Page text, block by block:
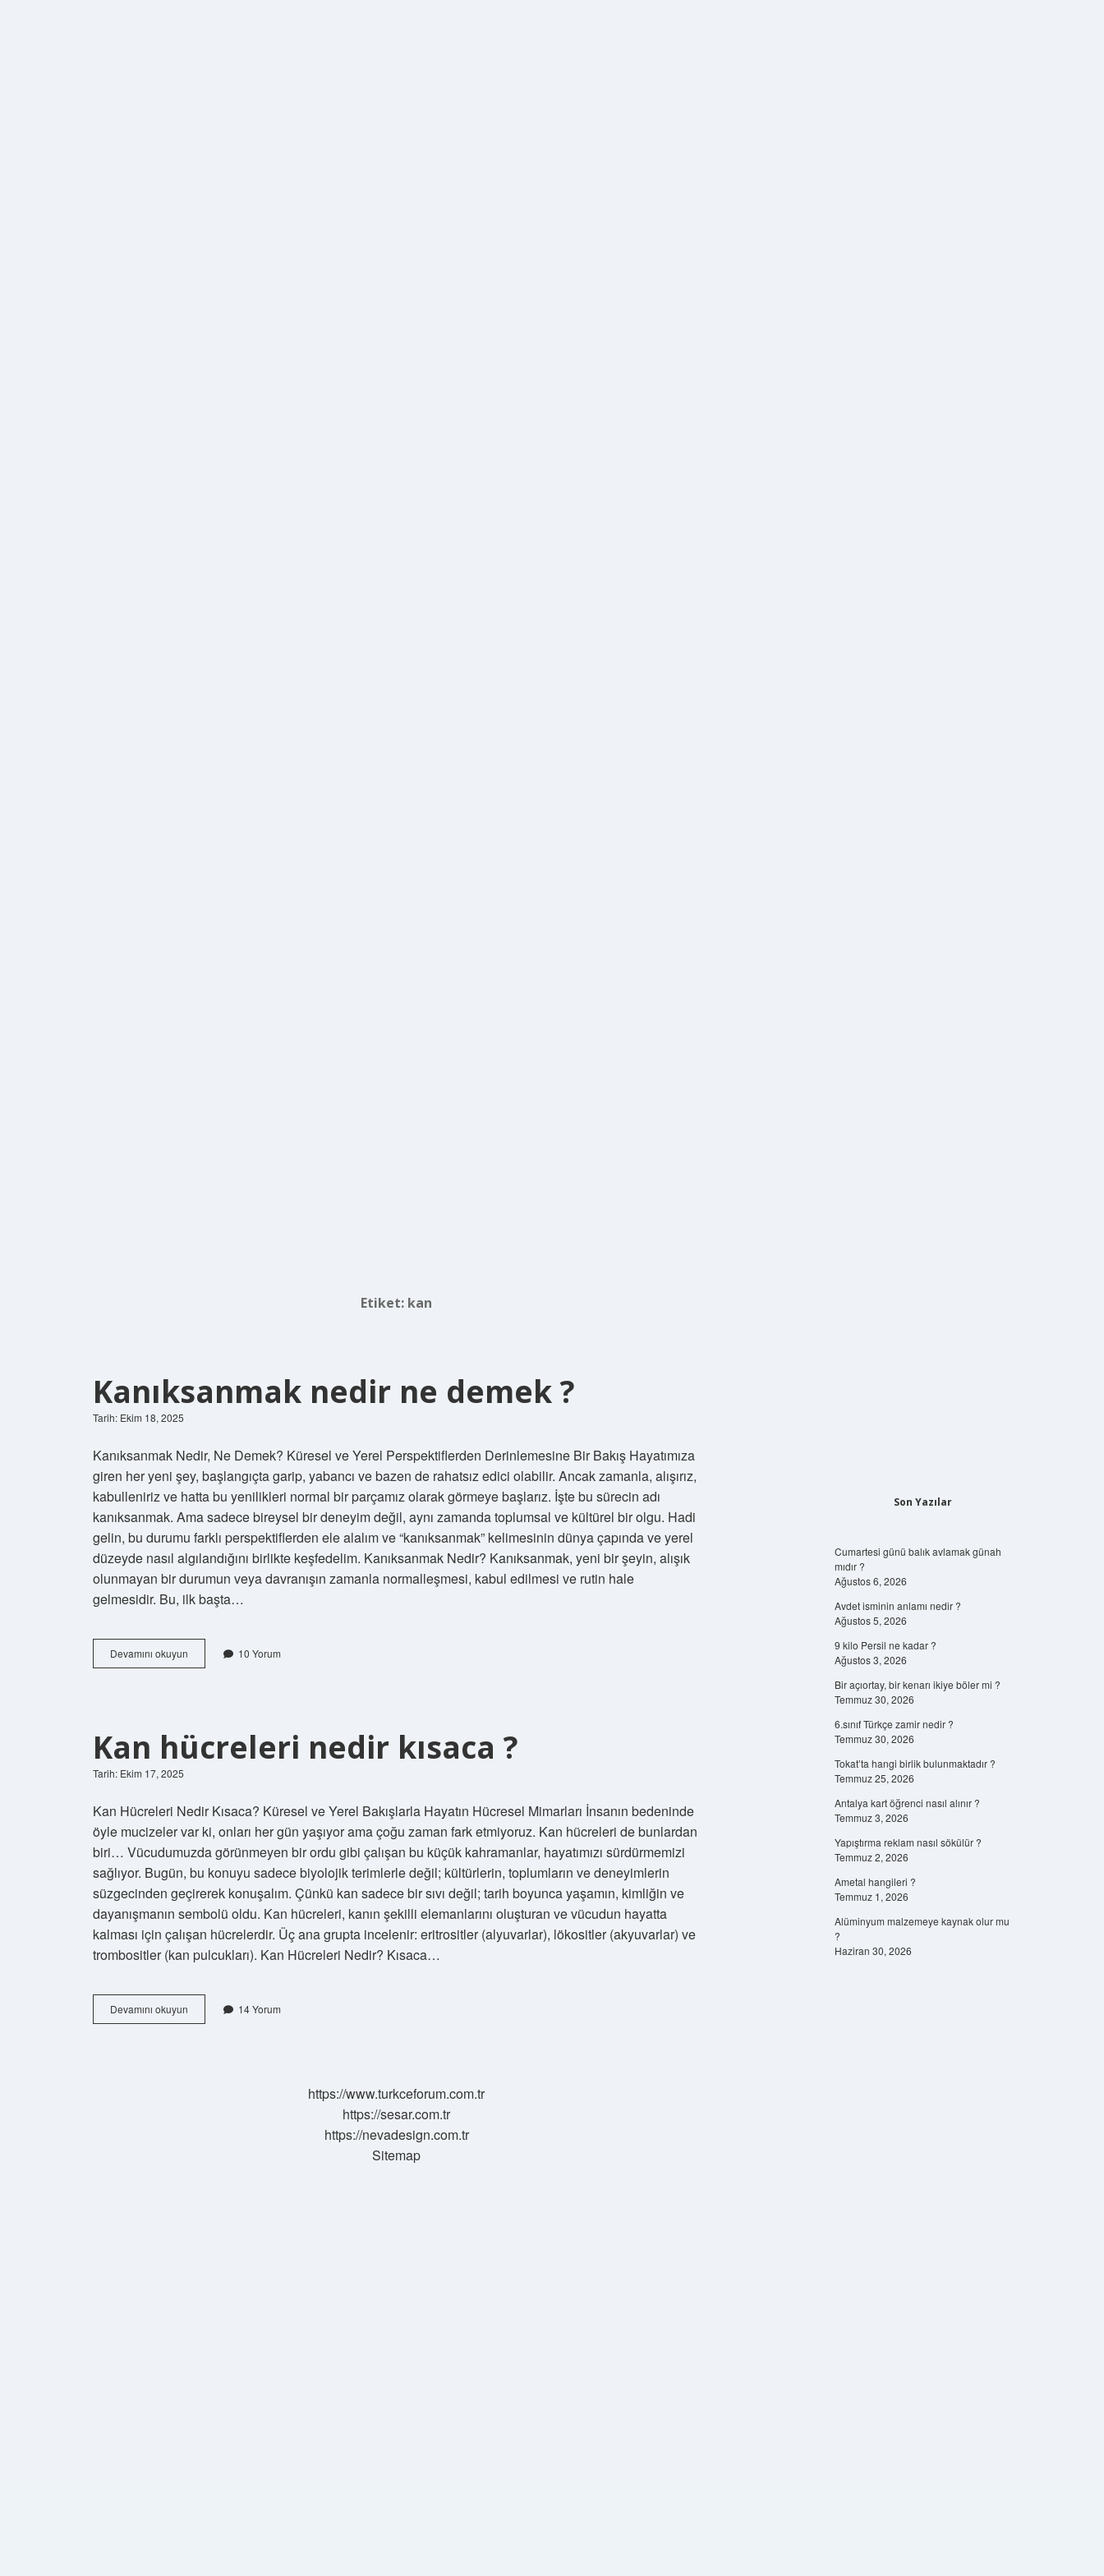
Etiket: kan
Kanıksanmak nedir ne demek ?
Tarih: Ekim 18, 2025
Kanıksanmak Nedir, Ne Demek? Küresel ve Yerel Perspektiflerden Derinlemesine Bir Bakış Hayatımıza
giren her yeni şey, başlangıçta garip, yabancı ve bazen de rahatsız edici olabilir. Ancak zamanla, alışırız,
kabulleniriz ve hatta bu yenilikleri normal bir parçamız olarak görmeye başlarız. İşte bu sürecin adı
kanıksanmak. Ama sadece bireysel bir deneyim değil, aynı zamanda toplumsal ve kültürel bir olgu. Hadi
gelin, bu durumu farklı perspektiflerden ele alalım ve “kanıksanmak” kelimesinin dünya çapında ve yerel
düzeyde nasıl algılandığını birlikte keşfedelim. Kanıksanmak Nedir? Kanıksanmak, yeni bir şeyin, alışık
olunmayan bir durumun veya davranışın zamanla normalleşmesi, kabul edilmesi ve rutin hale
gelmesidir. Bu, ilk başta…
Devamını okuyun Kanıksanmak
nedir
10 Yorum
Kan hücreleri nedir kısaca ?
Tarih: Ekim 17, 2025
Kan Hücreleri Nedir Kısaca? Küresel ve Yerel Bakışlarla Hayatın Hücresel Mimarları İnsanın bedeninde
öyle mucizeler var ki, onları her gün yaşıyor ama çoğu zaman fark etmiyoruz. Kan hücreleri de bunlardan
biri… Vücudumuzda görünmeyen bir ordu gibi çalışan bu küçük kahramanlar, hayatımızı sürdürmemizi
sağlıyor. Bugün, bu konuyu sadece biyolojik terimlerle değil; kültürlerin, toplumların ve deneyimlerin
süzgecinden geçirerek konuşalım. Çünkü kan sadece bir sıvı değil; tarih boyunca yaşamın, kimliğin ve
dayanışmanın sembolü oldu. Kan hücreleri, kanın şekilli elemanlarını oluşturan ve vücudun hayatta
kalması için çalışan hücrelerdir. Üç ana grupta incelenir: eritrositler (alyuvarlar), lökositler (akyuvarlar) ve
trombositler (kan pulcukları). Kan Hücreleri Nedir? Kısaca…
Devamını okuyun
hücreleri
14 Yorum
https://www.turkceforum.com.tr
https://sesar.com.tr
https://nevadesign.com.tr
Sitemap
Son Yazılar
Cumartesi günü balık avlamak günah
mıdır ?
Ağustos 6, 2026
Avdet isminin anlamı nedir ?
Ağustos 5, 2026
9 kilo Persil ne kadar ?
Ağustos 3, 2026
Bir açıortay, bir kenarı ikiye böler mi ?
Temmuz 30, 2026
6.sınıf Türkçe zamir nedir ?
Temmuz 30, 2026
Tokat’ta hangi birlik bulunmaktadır ?
Temmuz 25, 2026
Antalya kart öğrenci nasıl alınır ?
Temmuz 3, 2026
Yapıştırma reklam nasıl sökülür ?
Temmuz 2, 2026
Ametal hangileri ?
Temmuz 1, 2026
Alüminyum malzemeye kaynak olur mu
?
Haziran 30, 2026